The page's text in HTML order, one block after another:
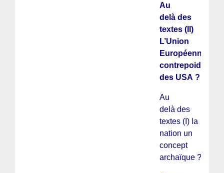
Au
delà des
textes (II)
L’Union
Européenne
contrepoids
des USA ?
Au
delà des
textes (I) la
nation un
concept
archaïque ?